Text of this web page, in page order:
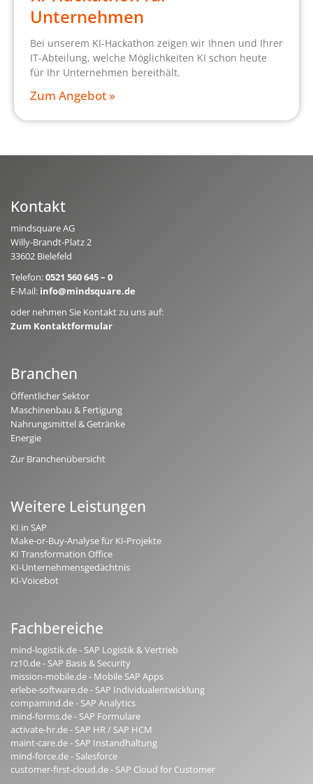
Unternehmen
Bei unserem KI-Hackathon zeigen wir Ihnen und Ihrer
IT-Abteilung, welche Möglichkeiten KI schon heute
für Ihr Unternehmen bereithält.
Zum Angebot »
Kontakt
mindsquare AG
Willy-Brandt-Platz 2
33602 Bielefeld
Telefon:0521 560 645 – 0
E-Mail: info@mindsquare.de
oder nehmen Sie Kontakt zu uns auf:
Zum Kontaktformular
Branchen
Öffentlicher Sektor
Maschinenbau & Fertigung
Nahrungsmittel & Getränke
Energie
Zur Branchenübersicht
Weitere Leistungen
KI in SAP
Make-or-Buy-Analyse für KI-Projekte
KI Transformation Office
KI-Unternehmensgedächtnis
KI-Voicebot
Fachbereiche
mind-logistik.de - SAP Logistik & Vertrieb
rz10.de - SAP Basis & Security
mission-mobile.de - Mobile SAP Apps
erlebe-software.de - SAP Individualentwicklung
compamind.de - SAP Analytics
mind-forms.de - SAP Formulare
activate-hr.de - SAP HR / SAP HCM
maint-care.de - SAP Instandhaltung
mind-force.de - Salesforce
customer-first-cloud.de - SAP Cloud for Customer